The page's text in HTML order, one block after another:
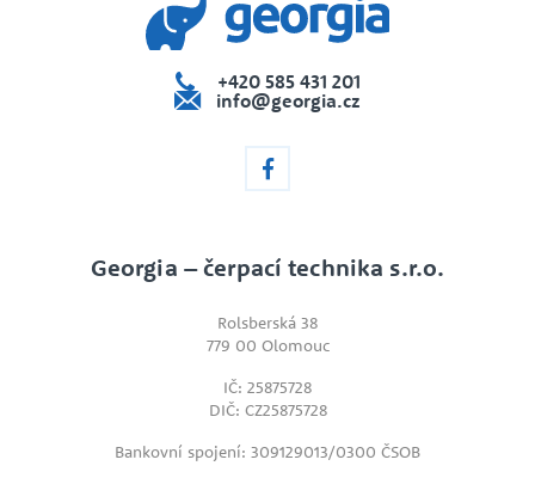
+420 585 431 201
info@georgia.cz
Georgia – čerpací technika s.r.o.
Rolsberská 38
779 00 Olomouc
IČ: 25875728
DIČ: CZ25875728
Bankovní spojení: 309129013/0300 ČSOB